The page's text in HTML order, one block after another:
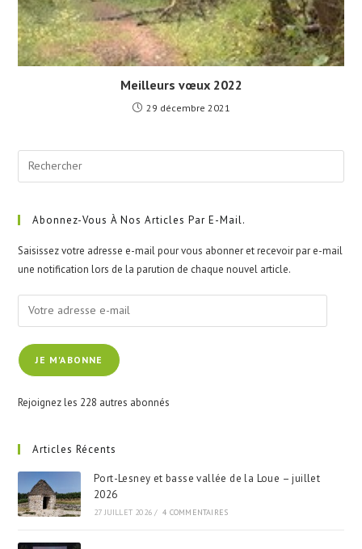
Meilleurs vœux 2022
29 décembre 2021
Abonnez-Vous À Nos Articles Par E-Mail.
Saisissez votre adresse e-mail pour vous abonner et recevoir par e-mail
une notification lors de la parution de chaque nouvel article.
Votre
adresse
e-
mailJE M'ABONNE
Rejoignez les 228 autres abonnés
Articles Récents
Port-Lesney et basse vallée de la Loue – juillet
2026
27 JUILLET 2026 / 4 COMMENTAIRES